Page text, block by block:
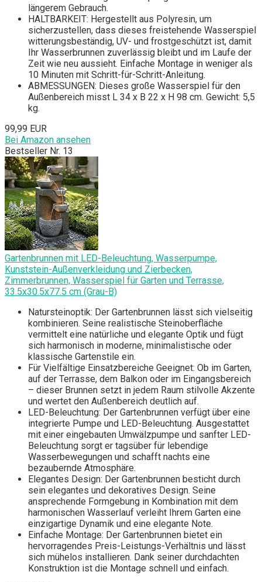
längerem Gebrauch.
HALTBARKEIT: Hergestellt aus Polyresin, um
sicherzustellen, dass dieses freistehende Wasserspiel
witterungsbeständig, UV- und frostgeschützt ist, damit
Ihr Wasserbrunnen zuverlässig bleibt und im Laufe der
Zeit wie neu aussieht. Einfache Montage in weniger als
10 Minuten mit Schritt-für-Schritt-Anleitung.
ABMESSUNGEN: Dieses große Wasserspiel für den
Außenbereich misst L 34 x B 22 x H 98 cm. Gewicht: 5,5
kg.
99,99 EUR
Bei Amazon ansehen
Bestseller Nr. 13
Gartenbrunnen mit LED-Beleuchtung, Wasserpumpe,
Kunststein-Außenverkleidung und Zierbecken,
Zimmerbrunnen, Wasserspiel für Garten und Terrasse,
33.5x30.5x77.5 cm (Grau-B)
Natursteinoptik: Der Gartenbrunnen lässt sich vielseitig
kombinieren. Seine realistische Steinoberfläche
vermittelt eine natürliche und elegante Optik und fügt
sich harmonisch in moderne, minimalistische oder
klassische Gartenstile ein.
Für Vielfältige Einsatzbereiche Geeignet: Ob im Garten,
auf der Terrasse, dem Balkon oder im Eingangsbereich
– dieser Brunnen setzt in jedem Raum stilvolle Akzente
und wertet den Außenbereich deutlich auf.
LED-Beleuchtung: Der Gartenbrunnen verfügt über eine
integrierte Pumpe und LED-Beleuchtung. Ausgestattet
mit einer eingebauten Umwälzpumpe und sanfter LED-
Beleuchtung sorgt er tagsüber für lebendige
Wasserbewegungen und schafft nachts eine
bezaubernde Atmosphäre.
Elegantes Design: Der Gartenbrunnen besticht durch
sein elegantes und dekoratives Design. Seine
ansprechende Formgebung in Kombination mit dem
harmonischen Wasserlauf verleiht Ihrem Garten eine
einzigartige Dynamik und eine elegante Note.
Einfache Montage: Der Gartenbrunnen bietet ein
hervorragendes Preis-Leistungs-Verhältnis und lässt
sich mühelos installieren. Dank seiner durchdachten
Konstruktion ist die Montage schnell und einfach.